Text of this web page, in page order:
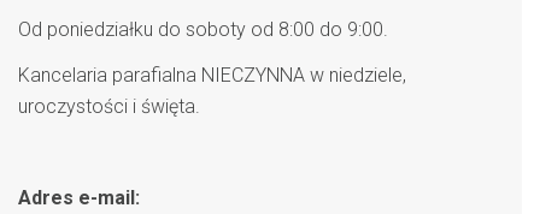
Od poniedziałku do soboty od 8:00 do 9:00.
Kancelaria parafialna NIECZYNNA w niedziele,
uroczystości i święta.
Adres e-mail: